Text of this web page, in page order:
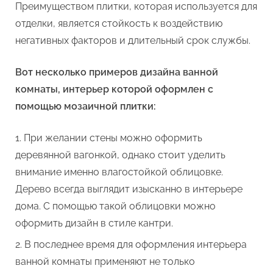
Преимуществом плитки, которая используется для
отделки, является стойкость к воздействию
негативных факторов и длительный срок службы.
Вот несколько примеров дизайна ванной
комнаты, интерьер которой оформлен с
помощью мозаичной плитки:
При желании стены можно оформить
деревянной вагонкой, однако стоит уделить
внимание именно влагостойкой облицовке.
Дерево всегда выглядит изысканно в интерьере
дома. С помощью такой облицовки можно
оформить дизайн в стиле кантри.
В последнее время для оформления интерьера
ванной комнаты применяют не только